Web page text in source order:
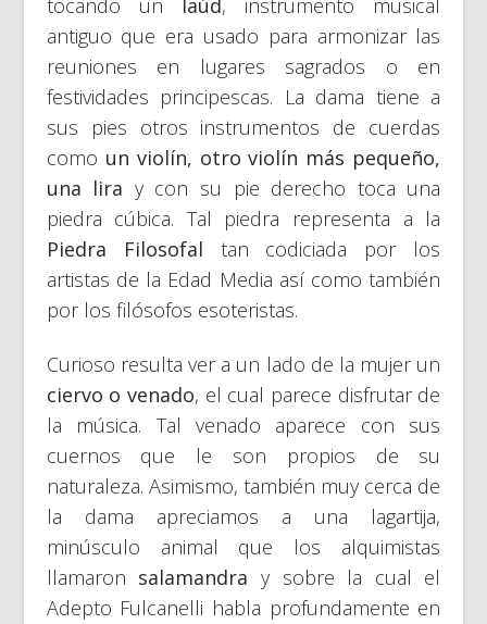
tocando un laúd, instrumento musical
antiguo que era usado para armonizar las
reuniones en lugares sagrados o en
festividades principescas. La dama tiene a
sus pies otros instrumentos de cuerdas
como un violín, otro violín más pequeño,
una lira y con su pie derecho toca una
piedra cúbica. Tal piedra representa a la
Piedra Filosofal tan codiciada por los
artistas de la Edad Media así como también
por los filósofos esoteristas.
Curioso resulta ver a un lado de la mujer un
ciervo o venado, el cual parece disfrutar de
la música. Tal venado aparece con sus
cuernos que le son propios de su
naturaleza. Asimismo, también muy cerca de
la dama apreciamos a una lagartija,
minúsculo animal que los alquimistas
llamaron salamandra y sobre la cual el
Adepto Fulcanelli habla profundamente en